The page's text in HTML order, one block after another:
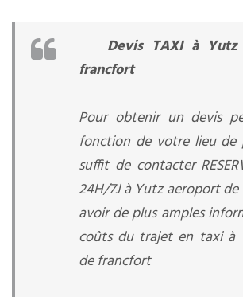
Devis TAXI à
francfort
Pour obtenir un devis
fonction de votre lieu de
suffit de contacter
24H/7J à Yutz aeroport
avoir de plus amples
coûts du trajet en taxi à
de francfort